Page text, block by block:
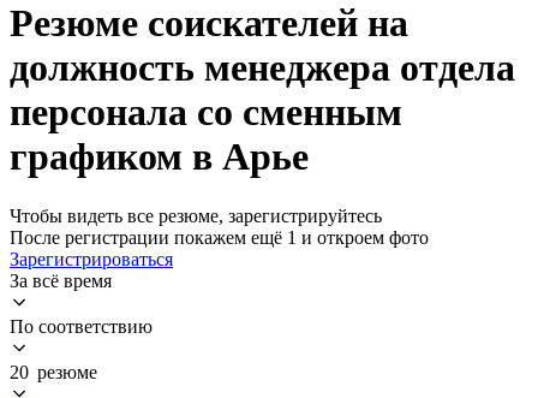
Резюме соискателей на
должность менеджера отдела
персонала со сменным
графиком в Арье
Чтобы видеть все резюме, зарегистрируйтесь
После регистрации покажем ещё 1 и откроем фото
Зарегистрироваться
За всё время
По соответствию
20 резюме